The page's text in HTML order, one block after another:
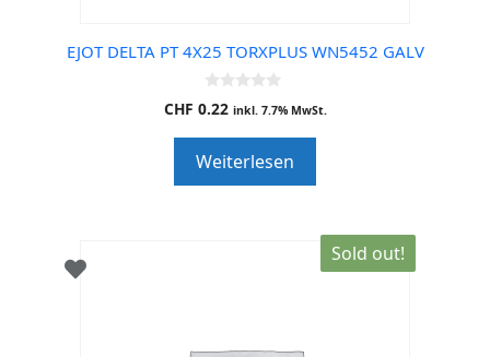
EJOT DELTA PT 4X25 TORXPLUS WN5452 GALV
0
o
o
f
5
CHF 0.22 inkl. 7.7% MwSt.
Weiterlesen
Sold out!